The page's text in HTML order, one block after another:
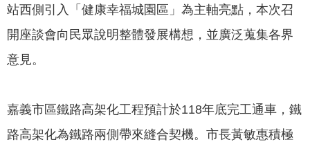
路
社
群
資
訊
站西側引入「健康幸福城園區」為主軸亮點，本次召
開座談會向民眾說明整體發展構想，並廣泛蒐集各界
意見。
嘉義市區鐵路高架化工程預計於118年底完工通車，鐵
路高架化為鐵路兩側帶來縫合契機。市長黃敏惠積極